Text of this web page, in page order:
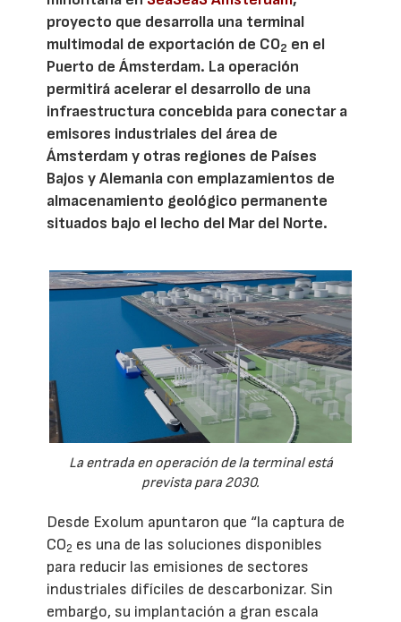
proyecto que desarrolla una terminal
multimodal de exportación de CO2 en el
Puerto de Ámsterdam. La operación
permitirá acelerar el desarrollo de una
infraestructura concebida para conectar a
emisores industriales del área de
Ámsterdam y otras regiones de Países
Bajos y Alemania con emplazamientos de
almacenamiento geológico permanente
situados bajo el lecho del Mar del Norte.
La entrada en operación de la terminal está
prevista para 2030.
Desde Exolum apuntaron que “la captura de
CO2 es una de las soluciones disponibles
para reducir las emisiones de sectores
industriales difíciles de descarbonizar. Sin
embargo, su implantación a gran escala